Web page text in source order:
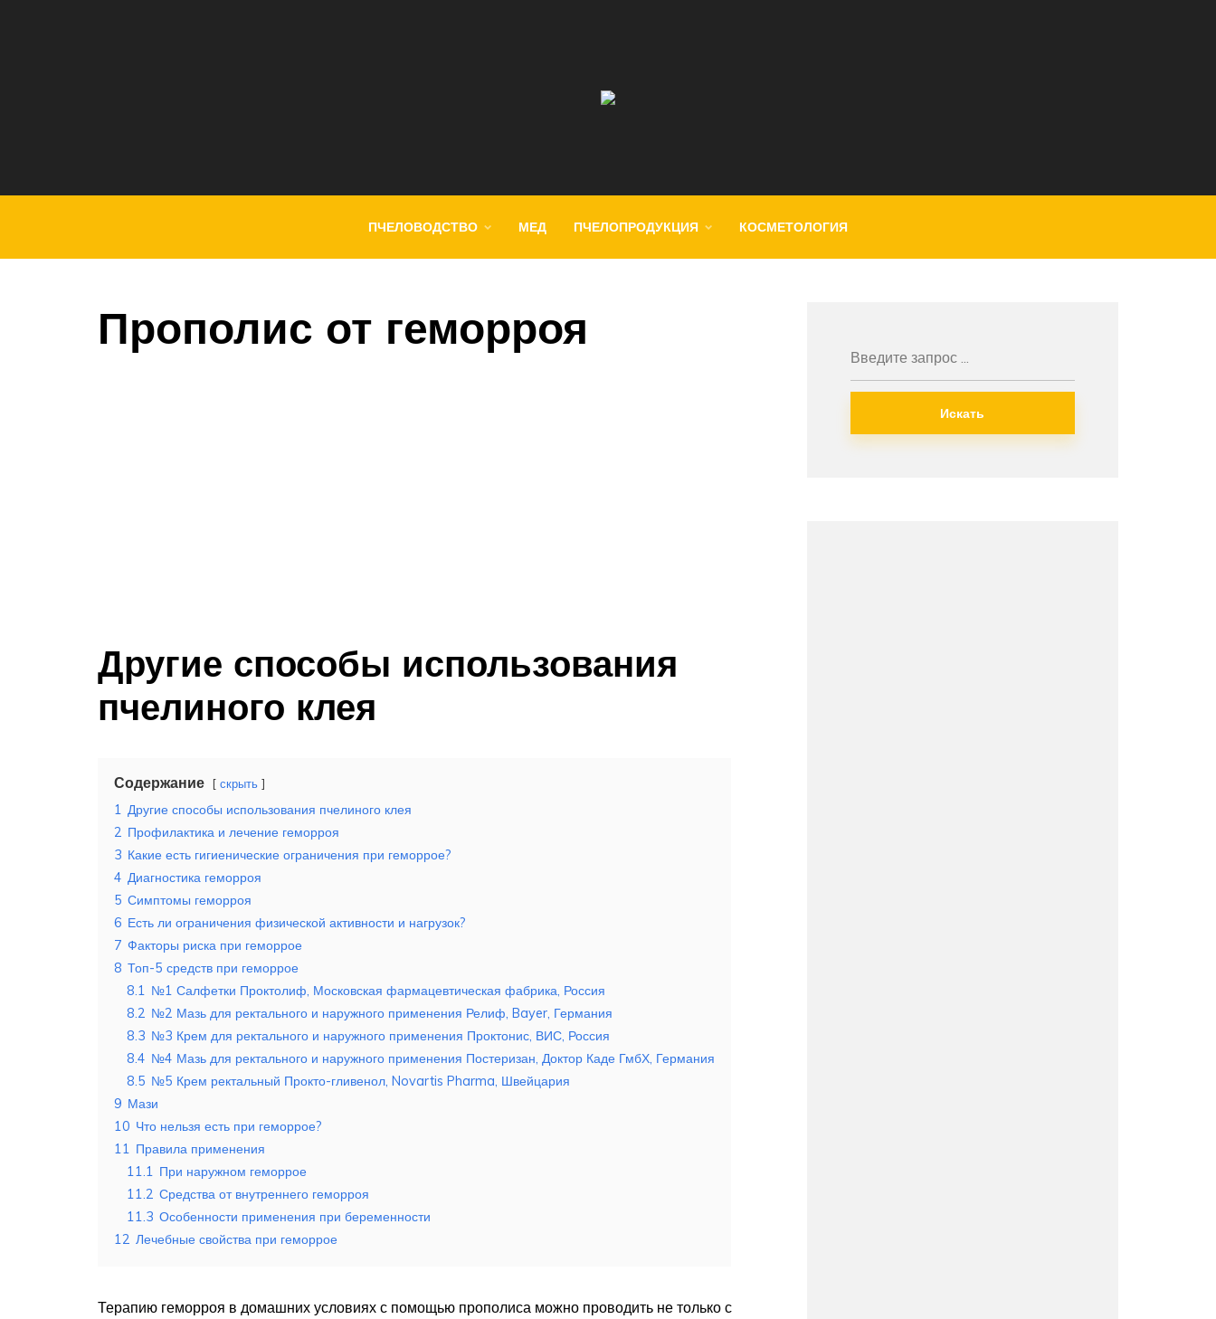
ПЧЕЛОВОДСТВО МЕД ПЧЕЛОПРОДУКЦИЯ КОСМЕТОЛОГИЯ
Прополис от геморроя
Другие способы использования
пчелиного клея
Содержание скрыть
1 Другие способы использования пчелиного клея
2 Профилактика и лечение геморроя
3 Какие есть гигиенические ограничения при геморрое?
4 Диагностика геморроя
5 Симптомы геморроя
6 Есть ли ограничения физической активности и нагрузок?
7 Факторы риска при геморрое
8 Топ-5 средств при геморрое
8.1 №1 Салфетки Проктолиф, Московская фармацевтическая фабрика, Россия
8.2 №2 Мазь для ректального и наружного применения Релиф, Bayer, Германия
8.3 №3 Крем для ректального и наружного применения Проктонис, ВИС, Россия
8.4 №4 Мазь для ректального и наружного применения Постеризан, Доктор Каде ГмбХ, Германия
8.5 №5 Крем ректальный Прокто-гливенол, Novartis Pharma, Швейцария
9 Мази
10 Что нельзя есть при геморрое?
11 Правила применения
11.1 При наружном геморрое
11.2 Средства от внутреннего геморроя
11.3 Особенности применения при беременности
12 Лечебные свойства при геморрое
Терапию геморроя в домашних условиях с помощью прополиса можно проводить не только с
Искать